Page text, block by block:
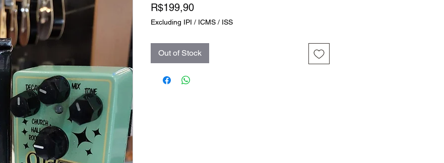
R$199,90Price
Excluding IPI / ICMS / ISS
Out of Stock